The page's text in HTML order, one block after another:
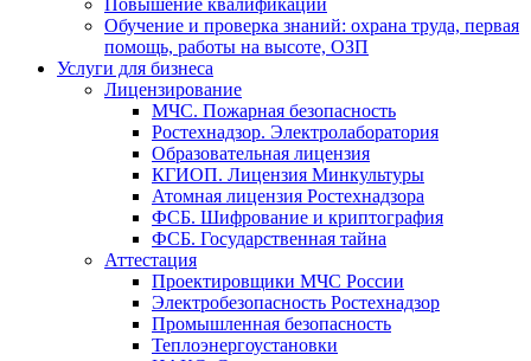
Повышение квалификации
Обучение и проверка знаний: охрана труда, первая
помощь, работы на высоте, ОЗП
Услуги для бизнеса
Лицензирование
МЧС. Пожарная безопасность
Ростехнадзор. Электролаборатория
Образовательная лицензия
КГИОП. Лицензия Минкультуры
Атомная лицензия Ростехнадзора
ФСБ. Шифрование и криптография
ФСБ. Государственная тайна
Аттестация
Проектировщики МЧС России
Электробезопасность Ростехнадзор
Промышленная безопасность
Теплоэнергоустановки